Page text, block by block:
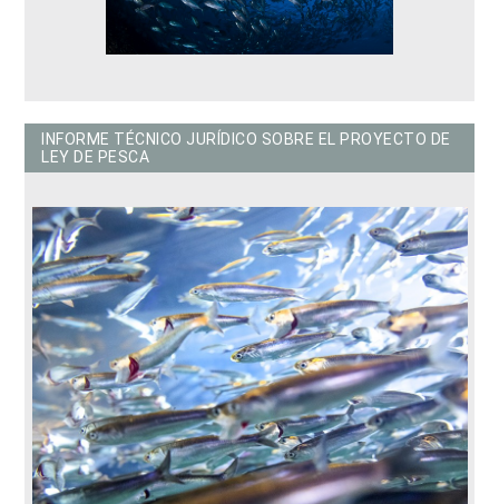
INFORME TÉCNICO JURÍDICO SOBRE EL PROYECTO DE
LEY DE PESCA